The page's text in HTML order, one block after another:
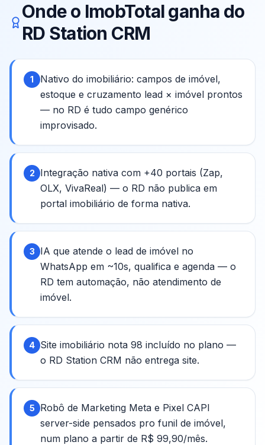
Onde o ImobTotal ganha do
RD Station CRM
1
Nativo do imobiliário: campos de imóvel,
estoque e cruzamento lead × imóvel prontos
— no RD é tudo campo genérico
improvisado.
2
Integração nativa com +40 portais (Zap,
OLX, VivaReal) — o RD não publica em
portal imobiliário de forma nativa.
3
IA que atende o lead de imóvel no
WhatsApp em ~10s, qualifica e agenda — o
RD tem automação, não atendimento de
imóvel.
4 Site imobiliário nota 98 incluído no plano —
o RD Station CRM não entrega site.
5
Robô de Marketing Meta e Pixel CAPI
server-side pensados pro funil de imóvel,
num plano a partir de R$ 99,90/mês.